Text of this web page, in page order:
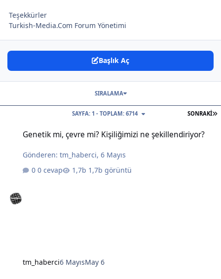
Teşekkürler
Turkish-Media.Com Forum Yönetimi
Başlık Aç
SONRAKI
SAYFA: 1 - TOPLAM: 6714
SIRALAMA
Genetik mi, çevre mi? Kişiliğimizi ne şekillendiriyor?
Gönderen:tm_haberci,6 Mayıs
0 cevap
1,7b görüntü
tm_haberci6 MayısMay 6